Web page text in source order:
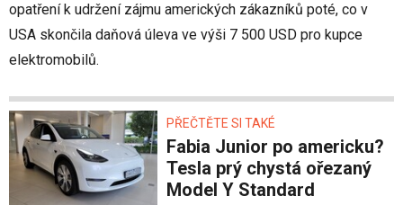
opatření k udržení zájmu amerických zákazníků poté, co v
USA skončila daňová úleva ve výši 7 500 USD pro kupce
elektromobilů.
PŘEČTĚTE SI TAKÉ
Fabia Junior po americku?
Tesla prý chystá ořezaný
Model Y Standard